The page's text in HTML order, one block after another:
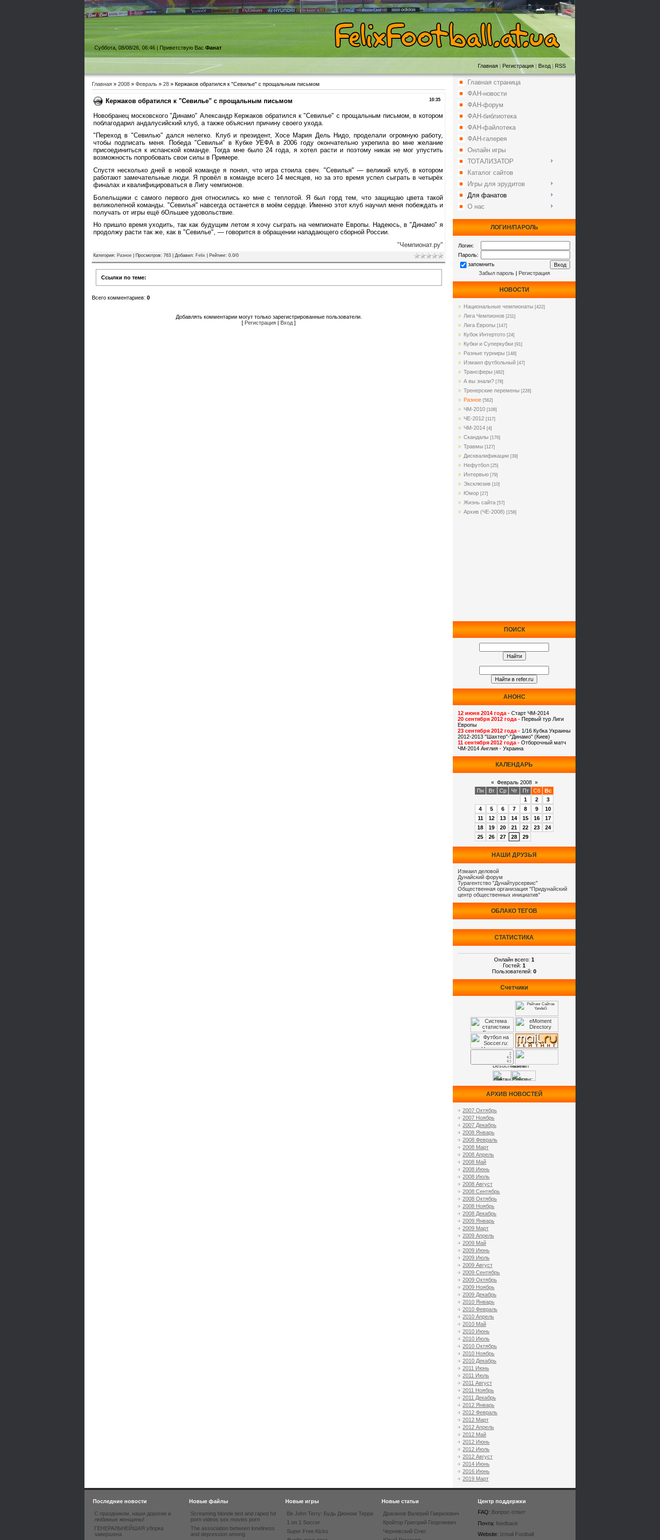
Суббота, 08/08/26, 06:46 | Приветствую Вас Фанат
Главная | Регистрация | Вход | RSS
Главная » 2008 » Февраль » 28 » Кержаков обратился к "Севилье" с прощальным письмом
10:35
Кержаков обратился к "Севилье" с прощальным письмом
Новобранец московского "Динамо" Александр Кержаков обратился к "Севилье" с прощальным письмом, в котором
поблагодарил андалусийский клуб, а также объяснил причину своего ухода.
"Переход в "Севилью" дался нелегко. Клуб и президент, Хосе Мария Дель Нидо, проделали огромную работу,
чтобы подписать меня. Победа "Севильи" в Кубке УЕФА в 2006 году окончательно укрепила во мне желание
присоединиться к испанской команде. Тогда мне было 24 года, я хотел расти и поэтому никак не мог упустить
возможность попробовать свои силы в Примере.
Спустя несколько дней в новой команде я понял, что игра стоила свеч. "Севилья" — великий клуб, в котором
работают замечательные люди. Я провёл в команде всего 14 месяцев, но за это время успел сыграть в четырёх
финалах и квалифицироваться в Лигу чемпионов.
Болельщики с самого первого дня относились ко мне с теплотой. Я был горд тем, что защищаю цвета такой
великолепной команды. "Севилья" навсегда останется в моём сердце. Именно этот клуб научил меня побеждать и
получать от игры ещё бОльшее удовольствие.
Но пришло время уходить, так как будущим летом я хочу сыграть на чемпионате Европы. Надеюсь, в "Динамо" я
продолжу расти так же, как в "Севилье", — говорится в обращении нападающего сборной России.
"Чемпионат.ру"
Категория: Разное Просмотров: 763 | Добавил: Felix Рейтинг: 0.0/0
Ссылки по теме:
Всего комментариев: 0
Добавлять комментарии могут только зарегистрированные пользователи.
[ Регистрация | Вход ]
Главная страница
ФАН-новости
ФАН-форум
ФАН-библиотека
ФАН-файлотека
ФАН-галерея
Онлайн игры
ТОТАЛИЗАТОР
Каталог сайтов
Игры для эрудитов
Для фанатов
О нас
ЛОГИН/ПАРОЛЬ
Логин:
Пароль:
запомнить
Забыл пароль| Регистрация
НОВОСТИ
Национальные чемпионаты [422]
Лига Чемпионов [211]
Лига Европы [147]
Кубок Интертото [24]
Кубки и Суперкубки [91]
Разные турниры [148]
Измаил футбольный [47]
Трансферы [482]
А вы знали? [78]
Тренерские перемены [228]
Разное [562]
ЧМ-2010 [108]
ЧЕ-2012 [117]
ЧМ-2014 [4]
Cкандалы [176]
Травмы [127]
Дисквалификации [39]
Нефутбол [25]
Интервью [79]
Эксклюзив [10]
Юмор [27]
Жизнь сайта [57]
Архив (ЧЕ-2008) [158]
ПОИСК
АНОНС
12 июня 2014 года - Старт ЧМ-2014
20 сентября 2012 года - Первый тур Лиги
Европы
23 сентября 2012 года - 1/16 Кубка Украины
2012-2013 "Шахтер"-"Динамо" (Киев)
11 сентября 2012 года - Отборочный матч
ЧМ-2014 Англия - Украина
КАЛЕНДАРЬ
« Февраль 2008 »
Пн
Вт Ср Чт Пт Сб
Вс
1
2
3
4
5 6 7 8 9
10
11
12 13 14 15 16
17
18
19 20 21 22 23
24
25
26 27 28 29
НАШИ ДРУЗЬЯ
Измаил деловой
Дунайский форум
Турагентство "Дунайтурсервис"
Общественная организация "Придунайский
центр общественных инициатив"
ОБЛАКО ТЕГОВ
СТАТИСТИКА
Онлайн всего: 1
Гостей: 1
Пользователей: 0
Счетчики
АРХИВ НОВОСТЕЙ
2007 Октябрь
2007 Ноябрь
2007 Декабрь
2008 Январь
2008 Февраль
2008 Март
2008 Апрель
2008 Май
2008 Июнь
2008 Июль
2008 Август
2008 Сентябрь
2008 Октябрь
2008 Ноябрь
2008 Декабрь
2009 Январь
2009 Март
2009 Апрель
2009 Май
2009 Июнь
2009 Июль
2009 Август
2009 Сентябрь
2009 Октябрь
2009 Ноябрь
2009 Декабрь
2010 Январь
2010 Февраль
2010 Апрель
2010 Май
2010 Июнь
2010 Июль
2010 Октябрь
2010 Ноябрь
2010 Декабрь
2011 Июнь
2011 Июль
2011 Август
2011 Ноябрь
2011 Декабрь
2012 Январь
2012 Февраль
2012 Март
2012 Апрель
2012 Май
2012 Июнь
2012 Июль
2012 Август
2014 Июнь
2016 Июнь
2019 Март
Последние новости
С праздником, наши дорогие и
любимые женщины!
ГЕНЕРАЛЬНЕЙШАЯ уборка
завершена
Новые файлы
Screaming blonde tied and raped hd
porn videos sex movies porn
The association between loneliness
and depression among
Новые игры
Be John Terry: Будь Джоном Терри
1 on 1 Soccer
Super Free Kicks
Новые статьи
Драганов Валерий Гаврилович
Кройтор Григорий Георгиевич
Чернявский Олег
Центр поддержки
FAQ: Вопрос-ответ
Почта: feedback
Website:
Izmail Football